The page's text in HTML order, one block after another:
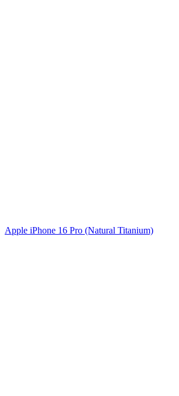
Apple iPhone 16 Pro (Natural Titanium)